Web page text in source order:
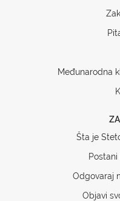
Međunarodna
Šta je
Odgovaraj
Objavi